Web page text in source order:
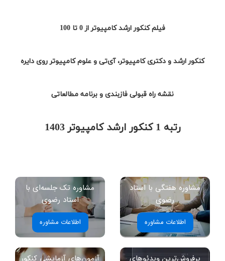
فیلم کنکور ارشد کامپیوتر از 0 تا 100
کنکور ارشد و دکتری کامپیوتر، آی‌تی و علوم کامپیوتر روی دایره
نقشه راه قبولی فازبندی و برنامه مطالعاتی
رتبه 1 کنکور ارشد کامپیوتر 1403
مشاوره هفتگی با استاد
رضوی
اطلاعات مشاوره
مشاوره تک جلسه‌ای با
استاد رضوی
اطلاعات مشاوره
پرفروش‌ترین ویدئوهای
آزمون‌های آزمایشی کنکور